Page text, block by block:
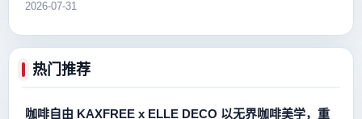
2026-07-31
热门推荐
咖啡自由 KAXFREE x ELLE DECO 以无界咖啡美学，重